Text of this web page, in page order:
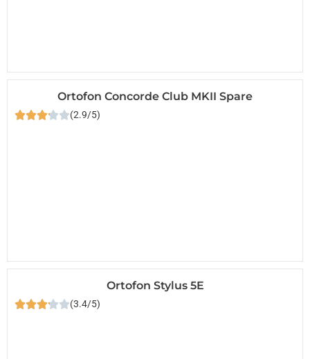
Ortofon Concorde Club MKII Spare
(2.9/5)
Ortofon Stylus 5E
(3.4/5)